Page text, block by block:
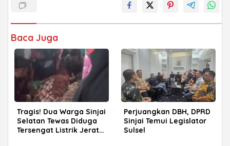
Baca Juga
Tragis! Dua Warga Sinjai
Selatan Tewas Diduga
Tersengat Listrik Jerat
Perjuangkan DBH, DPRD
Sinjai Temui Legislator
Sulsel